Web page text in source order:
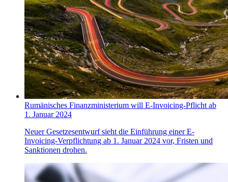
Rumänisches Finanzministerium will E-Invoicing-Pflicht ab
1. Januar 2024
Neuer Gesetzesentwurf sieht die Einführung einer E-
Invoicing-Verpflichtung ab 1. Januar 2024 vor, Fristen und
Sanktionen drohen.